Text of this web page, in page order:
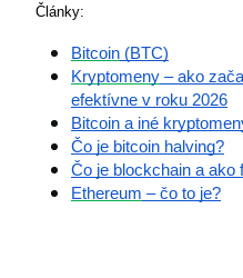
Články:
Bitcoin (BTC)
Kryptomeny – ako
efektívne v roku 2026
Bitcoin a iné
Čo je bitcoin halving?
Čo je blockchain a ako
Ethereum – čo to je?